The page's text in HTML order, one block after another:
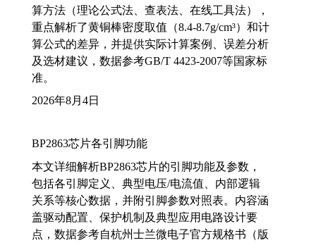
算方法（理论公式法、查表法、在线工具法），
重点解析了黄铜棒密度取值（8.4-8.7g/cm³）和计
算公式的差异，并提供实际计算案例、误差分析
及选材建议，数据参考GB/T 4423-2007等国家标
准。
2026年8月4日
BP2863芯片各引脚功能
本文详细解析BP2863芯片的引脚功能及参数，
包括各引脚定义、典型电压/电流值、内部逻辑
关系等核心数据，并附引脚参数对照表。内容涵
盖驱动配置、保护机制及典型应用电路设计要
点，数据参考自杭州士兰微电子官方规格书（版